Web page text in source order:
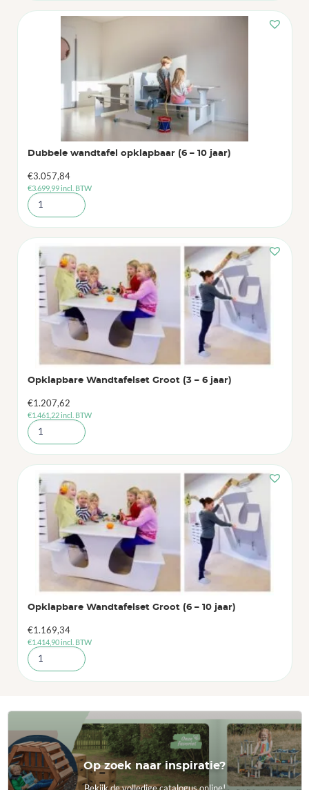
Dubbele wandtafel opklapbaar (6 – 10 jaar)
€3.057,84
€3.699,99incl. BTW
Opklapbare Wandtafelset Groot (3 – 6 jaar)
€1.207,62
€1.461,22incl. BTW
Opklapbare Wandtafelset Groot (6 – 10 jaar)
€1.169,34
€1.414,90incl. BTW
Op zoek naar inspiratie?